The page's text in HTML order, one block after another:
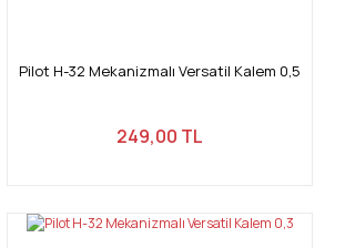
Pilot H-32 Mekanizmalı Versatil Kalem 0,5
249,00 TL